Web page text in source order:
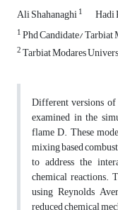
Ali Shahanaghi1 Hadi
1Phd Candidate/
2Tarbiat Modares
Different versions
examined in the
flame D. These
mixing based
to address the
chemical reactions.
using Reynolds